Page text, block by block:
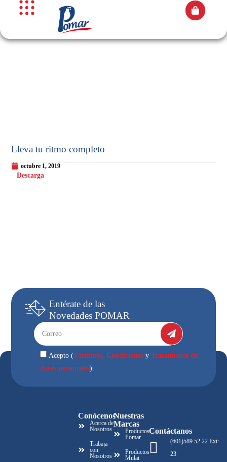
Lleva tu ritmo completo
octubre 1, 2019
Descarga
Entérate de las
NovedadesPOMAR
Acepto (Términos, Condicionesy Tratamiento de
datos personales).
Conócenos
Acerca de
Nosotros
Trabaja
con
Nosotros
Nuestras
Marcas
Productos
Pomar
Productos
Mulai
Contáctanos
(601)589 52 22 Ext:
23